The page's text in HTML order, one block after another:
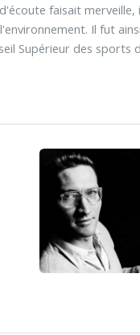
faisait
Il fut
Supérieur des sports